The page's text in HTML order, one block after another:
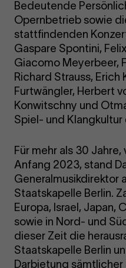
Bedeutende
Opernbetrieb sowie
stattfindenden
Gaspare Spontini,
Giacomo Meyerbeer,
Richard Strauss, Erich
Furtwängler, Herbert
Konwitschny und
Spiel- und
Für mehr als 30 Jahre,
Anfang 2023, stand
Generalmusikdirektor
Staatskapelle Berlin.
Europa, Israel, Japan,
sowie in Nord- und
dieser Zeit die
Staatskapelle Berlin
Darbietung sämtlicher